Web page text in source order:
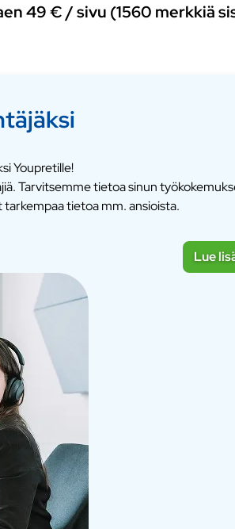
49 € / sivu (1560 merkkiä
Youpretille!
Tarvitsemme tietoa sinun
tarkempaa tietoa mm. ansioista.
Lue